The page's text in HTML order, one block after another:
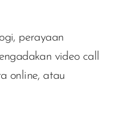
perayaan
video call
online, atau